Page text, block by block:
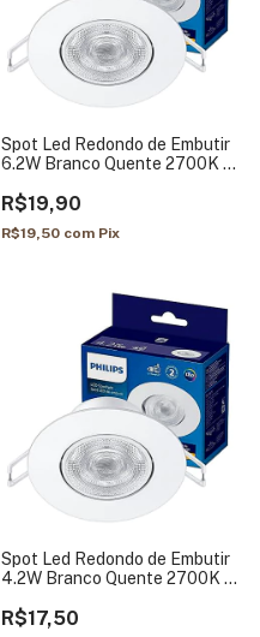
Spot Led Redondo de Embutir
6.2W Branco Quente 2700K -
R$19,90
R$19,50 com Pix
Spot Led Redondo de Embutir
4.2W Branco Quente 2700K -
R$17,50